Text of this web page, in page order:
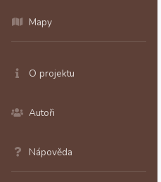
Mapy
O projektu
Autoři
Nápověda